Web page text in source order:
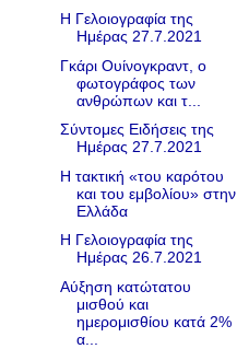
Η Γελοιογραφία της
Ημέρας 27.7.2021
Γκάρι Ουίνογκραντ, ο
φωτογράφος των
ανθρώπων και τ...
Σύντομες Ειδήσεις της
Ημέρας 27.7.2021
Η τακτική «του καρότου
και του εμβολίου» στην
Eλλάδα
Η Γελοιογραφία της
Ημέρας 26.7.2021
Αύξηση κατώτατου
μισθού και
ημερομισθίου κατά 2%
α...